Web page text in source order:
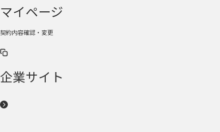
マイページ
契約内容確認・変更
企業サイト